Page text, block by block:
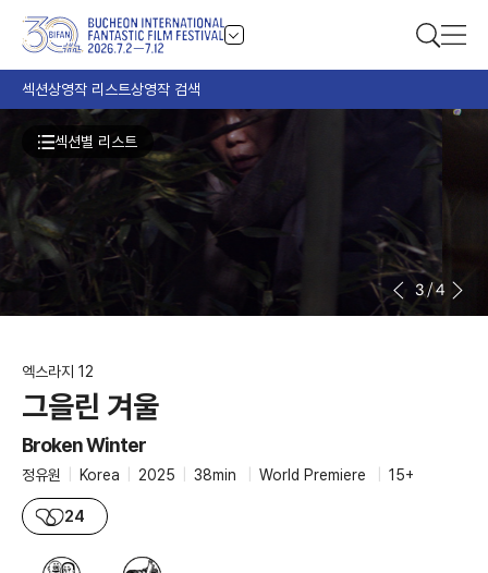
섹션상영작 리스트상영작 검색
3/4
엑스라지 12
그을린 겨울
Broken Winter
정유원 Korea 2025 38min World Premiere 15+
24
섹션별 리스트